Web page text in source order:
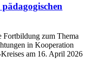
Fortbildung zum Thema
in Kooperation
am 16. April 2026